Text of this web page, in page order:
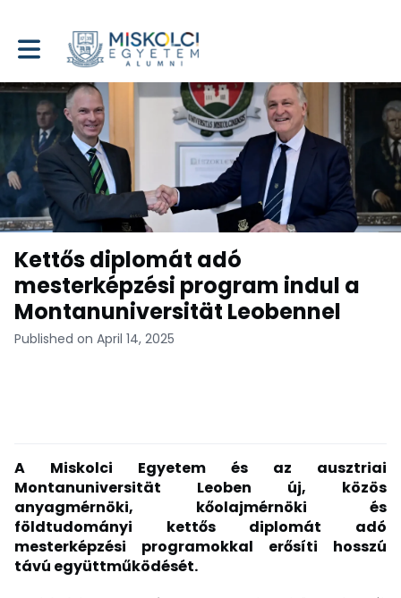
Toggle main navigation
Kettős diplomát adó
mesterképzési program indul a
Montanuniversität Leobennel
Published on April 14, 2025
A Miskolci Egyetem és az ausztriai
Montanuniversität Leoben új, közös
anyagmérnöki, kőolajmérnöki és
földtudományi kettős diplomát adó
mesterképzési programokkal erősíti hosszú
távú együttműködését.